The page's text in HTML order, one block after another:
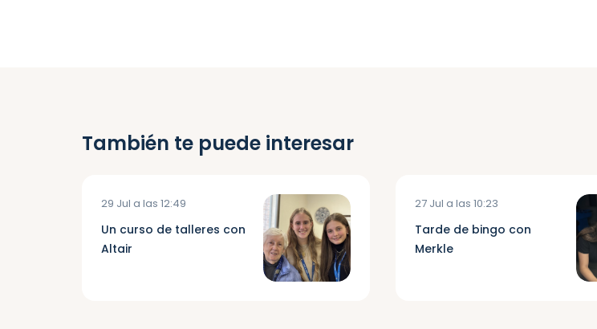
También te puede interesar
29 Jul a las 12:49
Un curso de talleres con
Altair
27 Jul a las 10:23
Tarde de bingo con
Merkle